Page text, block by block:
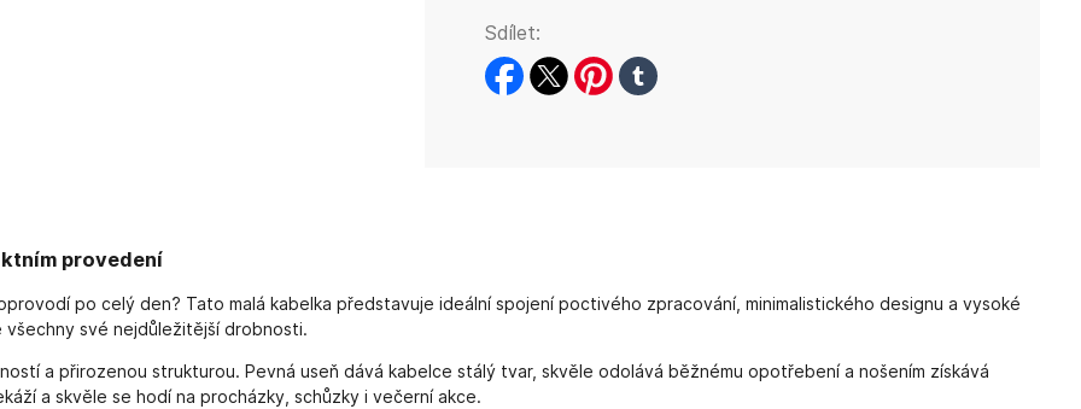
Sdílet:
facebook
twitterpinterest
tumblr
provedení
po celý den? Tato malá kabelka představuje ideální spojení poctivého zpracování, minimalistického designu a vysoké
své nejdůležitější drobnosti.
a přirozenou strukturou. Pevná useň dává kabelce stálý tvar, skvěle odolává běžnému opotřebení a nošením získává
a skvěle se hodí na procházky, schůzky i večerní akce.